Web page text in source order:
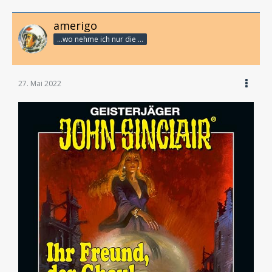
amerigo
...wo nehme ich nur die Zeit her, so vieles nicht zu hören?
27. Mai 2022